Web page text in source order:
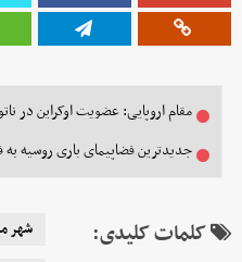
مقام اروپایی: عضویت اوکراین در
جدیدترین فضاپیمای باری روسیه
کلمات کلیدی: شهر